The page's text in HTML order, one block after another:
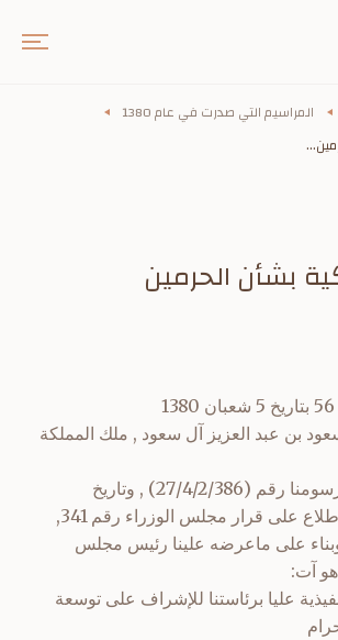
المراسيم التي صدرت في عام 1380
بشأن الحرمين
بن عبد العزيز آل سعود , ملك المملكة
بعد الإطلاع على مرسومنا رقم (27/4/2/386) , وتاريخ
6/2/1375 , وبعد الإطلاع على قرار مجلس الوزراء رقم 341,
2/8/1380, وبناء على ماعرضه علينا رئيس مجلس
هو آت:
عليا برئاستنا للإشراف على توسعة